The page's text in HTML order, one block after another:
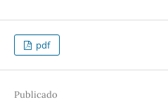
pdf
Publicado